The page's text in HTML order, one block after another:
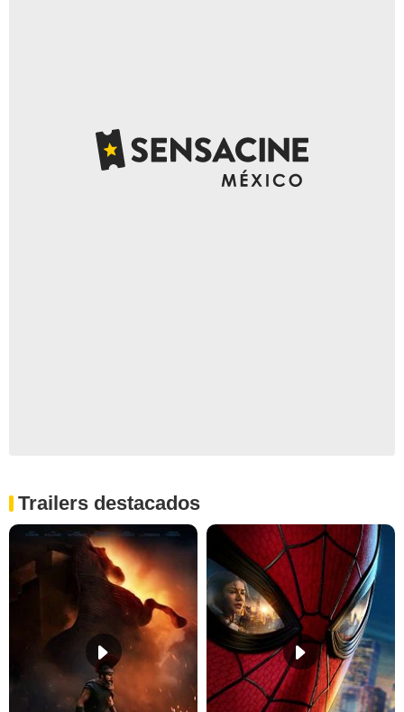
Trailers destacados